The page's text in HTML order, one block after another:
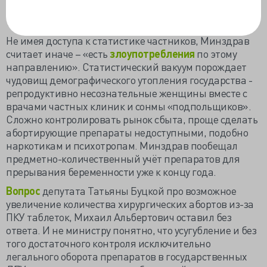
там комар носа не подточит».
Не имея доступа к статистике частников, Минздрав
считает иначе – «естьзлоупотребления по этому
направлению». Статистический вакуум порождает
чудовищ демографического утопления государства -
репродуктивно несознательные женщины вместе с
врачами частных клиник и сонмы «подпольщиков».
Сложно контролировать рынок сбыта, проще сделать
абортирующие препараты недоступными, подобно
наркотикам и психотропам. Минздрав пообещал
предметно-количественный учёт препаратов для
прерывания беременности уже к концу года.
Вопрос депутата Татьяны Буцкой про возможное
увеличение количества хирургических абортов из-за
ПКУ таблеток, Михаил Альбертович оставил без
ответа. И не министру понятно, что усугубление и без
того достаточного контроля исключительно
легального оборота препаратов в государственных